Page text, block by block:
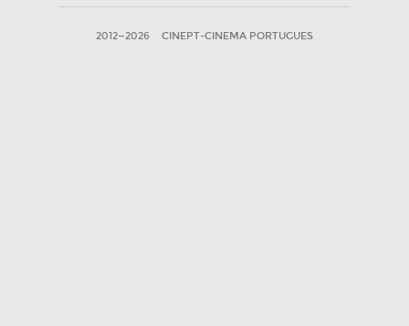
2012—2026 CINEPT-CINEMA PORTUGUES